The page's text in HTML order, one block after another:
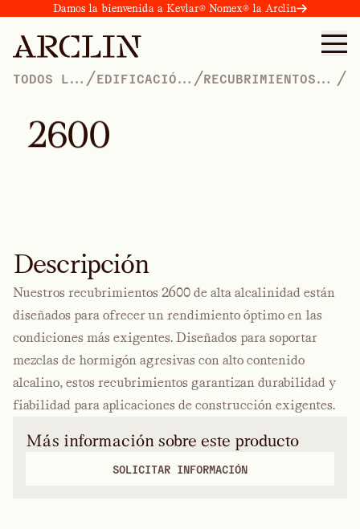
Damos la bienvenida a Kevlar® Nomex® la Arclin
TODOS LOS /EDIFICACIÓN
/RECUBRIMIENTOS
/
2600
Descripción
Nuestros recubrimientos 2600 de alta alcalinidad están
diseñados para ofrecer un rendimiento óptimo en las
condiciones más exigentes. Diseñados para soportar
mezclas de hormigón agresivas con alto contenido
alcalino, estos recubrimientos garantizan durabilidad y
fiabilidad para aplicaciones de construcción exigentes.
Más información sobre este producto
SOLICITAR INFORMACIÓN